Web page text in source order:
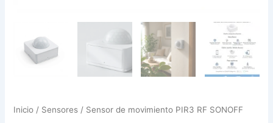
Inicio / Sensores / Sensor de movimiento PIR3 RF SONOFF